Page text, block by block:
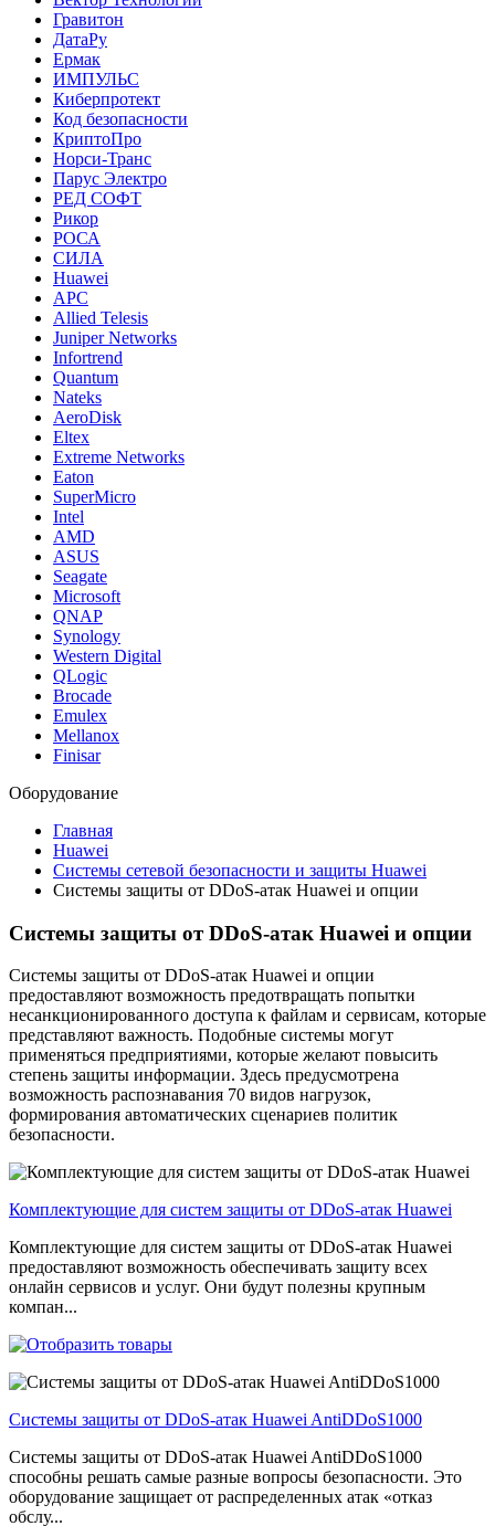
Гравитон
ДатаРу
Ермак
ИМПУЛЬС
Киберпротект
Код безопасности
КриптоПро
Норси-Транс
Парус Электро
РЕД СОФТ
Рикор
РОСА
СИЛА
Huawei
APC
Allied Telesis
Juniper Networks
Infortrend
Quantum
Nateks
AeroDisk
Eltex
Extreme Networks
Eaton
SuperMicro
Intel
AMD
ASUS
Seagate
Microsoft
QNAP
Synology
Western Digital
QLogic
Brocade
Emulex
Mellanox
Finisar
Оборудование
Главная
Huawei
Системы сетевой безопасности и защиты Huawei
Системы защиты от DDoS-атак Huawei и опции
Системы защиты от DDoS-атак Huawei и опции
Системы защиты от DDoS-атак Huawei и опции
предоставляют возможность предотвращать попытки
несанкционированного доступа к файлам и сервисам, которые
представляют важность. Подобные системы могут
применяться предприятиями, которые желают повысить
степень защиты информации. Здесь предусмотрена
возможность распознавания 70 видов нагрузок,
формирования автоматических сценариев политик
безопасности.
Комплектующие для систем защиты от DDoS-атак Huawei
Комплектующие для систем защиты от DDoS-атак Huawei
предоставляют возможность обеспечивать защиту всех
онлайн сервисов и услуг. Они будут полезны крупным
компан...
Системы защиты от DDoS-атак Huawei AntiDDoS1000
Системы защиты от DDoS-атак Huawei AntiDDoS1000
способны решать самые разные вопросы безопасности. Это
оборудование защищает от распределенных атак «отказ
обслу...